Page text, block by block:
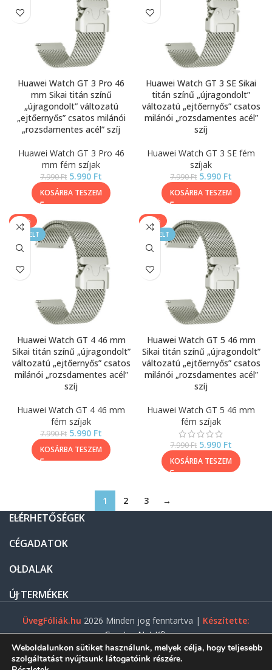
Huawei Watch GT 3 Pro 46
mm Sikai titán színű
„újragondolt” változatú
„ejtőernyős” csatos milánói
„rozsdamentes acél” szíj
Huawei Watch GT 3 Pro 46
mm fém szíjak
7.990Ft 5.990 Ft
KOSÁRBA TESZEM
Huawei Watch GT 3 SE Sikai
titán színű „újragondolt”
változatú „ejtőernyős” csatos
milánói „rozsdamentes acél”
szíj
Huawei Watch GT 3 SE fém
szíjak
7.990Ft 5.990 Ft
KOSÁRBA TESZEM
-25%
KIEMELT
Huawei Watch GT 4 46 mm
Sikai titán színű „újragondolt”
változatú „ejtőernyős” csatos
milánói „rozsdamentes acél”
szíj
Huawei Watch GT 4 46 mm
fém szíjak
7.990Ft 5.990 Ft
KOSÁRBA TESZEM
-25%
KIEMELT
Huawei Watch GT 5 46 mm
Sikai titán színű „újragondolt”
változatú „ejtőernyős” csatos
milánói „rozsdamentes acél”
szíj
Huawei Watch GT 5 46 mm
fém szíjak
7.990Ft 5.990 Ft
KOSÁRBA TESZEM
1 2 3 →
ELÉRHETŐSÉGEK
CÉGADATOK
OLDALAK
ÚJ TERMÉKEK
ÜvegFóliák.hu 2026 Minden jog fenntartva | Készítette:
Gasztro Net Kft.
Weboldalunkon sütiket használunk, melyek célja, hogy teljesebb
szolgáltatást nyújtsunk látogatóink részére.